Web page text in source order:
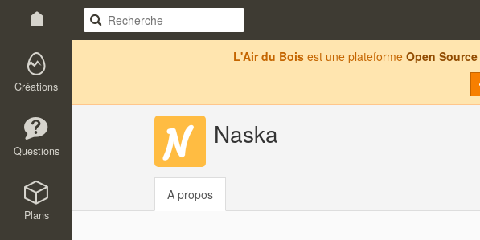
Créations
Questions
Plans
L'Air du Bois est une plateforme Open Source
Naska
A propos